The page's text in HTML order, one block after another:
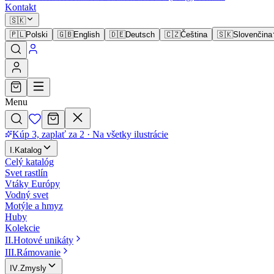
Kontakt
🇸🇰
🇵🇱Polski 🇬🇧English 🇩🇪Deutsch 🇨🇿Čeština 🇸🇰Slovenčina
Menu
Kúp 3, zaplať za 2 · Na všetky ilustrácie
. Katalog
Celý katalóg
Svet rastlín
Vtáky Európy
Vodný svet
Motýle a hmyz
Huby
Kolekcie
II.Hotové unikáty
III.Rámovanie
IV.Zmysly